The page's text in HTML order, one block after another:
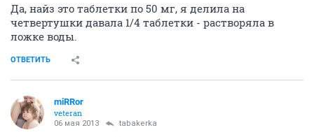
Да, найз это таблетки по 50 мг, я делила на
четвертушки давала 1/4 таблетки - растворяла в
ложке воды.
ОТВЕТИТЬ
miRRor
veteran
06 мая 2013 tabakerka